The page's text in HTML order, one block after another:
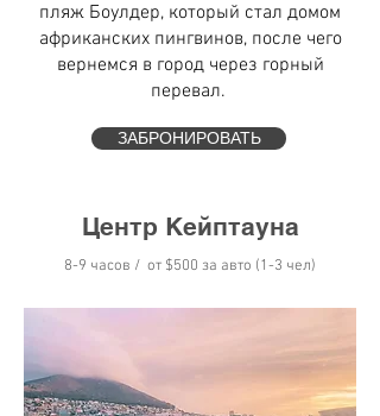
пляж Боулдер, который стал домом
африканских пингвинов, после чего
вернемся в город через горный
перевал.
ЗАБРОНИРОВАТЬ
Центр Кейптауна
8-9 часов / от $500 за авто (1-3 чел)